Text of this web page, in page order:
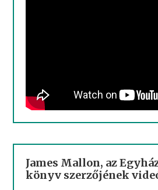
James Mallon, az
könyv szerzőjének